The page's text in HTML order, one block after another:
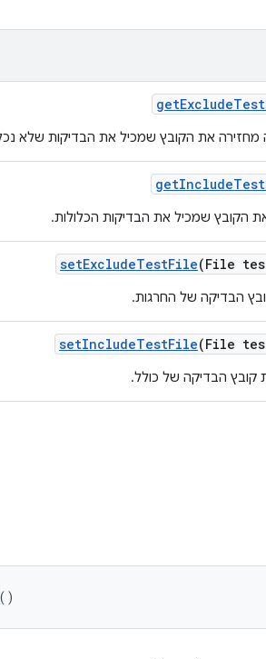
getExcludeTest
מחזירה את הקובץ שמכיל את הבדיקות שלא
getIncludeTest
הקובץ שמכיל את הבדיקות הכלולות.
setExcludeTestFile(File
הבדיקה של החרגות.
setIncludeTestFile(File
קובץ הבדיקה של כולל.